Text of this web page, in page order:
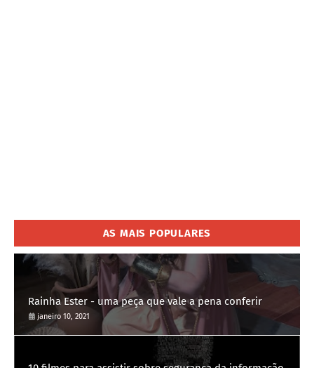
AS MAIS POPULARES
Rainha Ester - uma peça que vale a pena conferir
janeiro 10, 2021